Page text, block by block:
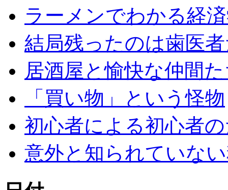
ラーメンでわかる経
結局残ったのは歯医
居酒屋と愉快な仲間
「買い物」という怪物
初心者による初心者
意外と知られていな